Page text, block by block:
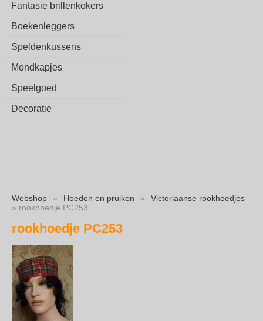
Fantasie brillenkokers
Boekenleggers
Speldenkussens
Mondkapjes
Speelgoed
Decoratie
Webshop » Hoeden en pruiken »
Victoriaanse rookhoedjes
» rookhoedje PC253
rookhoedje PC253